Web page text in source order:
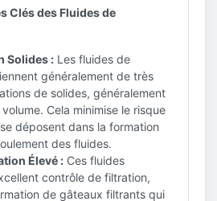
Clés des Fluides de
Solides : Les fluides de
généralement de très
de solides, généralement
Cela minimise le risque
déposent dans la formation
des fluides.
Élevé : Ces fluides
contrôle de filtration,
de gâteaux filtrants qui